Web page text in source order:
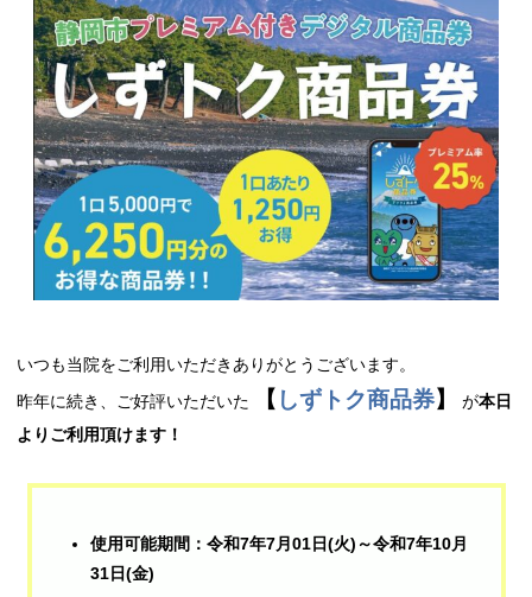
いつも当院をご利用いただきありがとうございます。
昨年に続き、ご好評いただいた
【 しずトク商品券】 が本日
よりご利用頂けます！
使用可能期間：令和7年7月01日(火)～令和7年10月
31日(金)